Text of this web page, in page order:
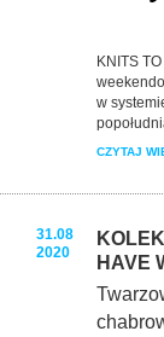
KNITS
w
CZYTAJ
31.08
2020
HAVE